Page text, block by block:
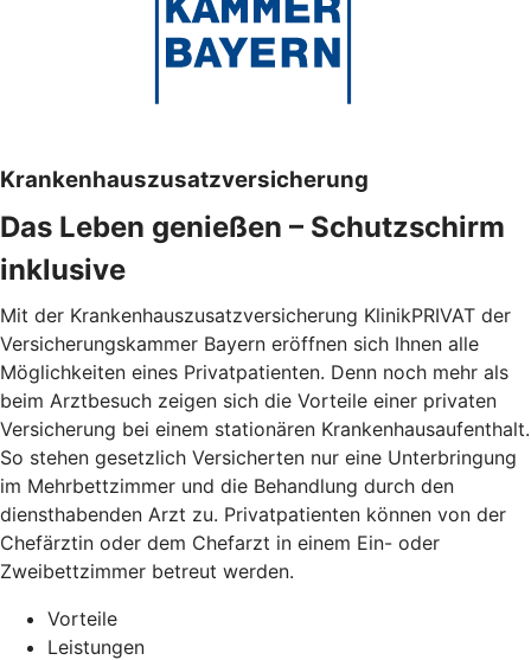
Krankenhauszusatzversicherung
Das Leben genießen – Schutzschirm
inklusive
Mit der Krankenhauszusatzversicherung KlinikPRIVAT der
Versicherungskammer Bayern eröffnen sich Ihnen alle
Möglichkeiten eines Privatpatienten. Denn noch mehr als
beim Arztbesuch zeigen sich die Vorteile einer privaten
Versicherung bei einem stationären Krankenhausaufenthalt.
So stehen gesetzlich Versicherten nur eine Unterbringung
im Mehrbettzimmer und die Behandlung durch den
diensthabenden Arzt zu. Privatpatienten können von der
Chefärztin oder dem Chefarzt in einem Ein- oder
Zweibettzimmer betreut werden.
Vorteile
Leistungen